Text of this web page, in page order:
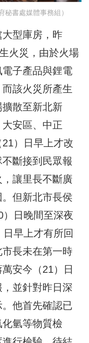
書處媒體事務組）
型庫房，昨
火災，由於火場
子產品與鋰電
該火災所產生
散至新北新
安區、中正
）日早上才改
斷接到民眾報
讓里長不斷廣
但新北市長侯
日晚間至深夜
早上才有所回
長未在第一時
安今（21）日
並針對昨日深
他首先確認已
氫等物質檢